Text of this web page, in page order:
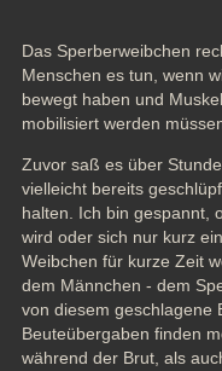
Das Sperberweibchen
Menschen es tun, wenn
bewegt haben und
mobilisiert werden
Zuvor saß es über
vielleicht bereits
halten. Ich bin gespannt,
wird oder sich nur kurz
Weibchen für kurze Zeit
dem Männchen - dem
von diesem geschlagene
Beuteübergaben finden
während der Brut, als